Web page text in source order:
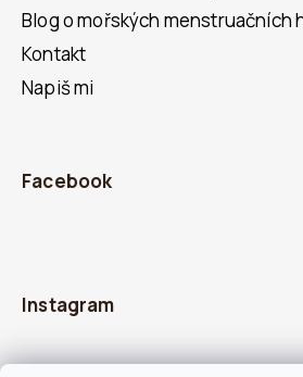
Blog o mořských menstruačních
Kontakt
Napiš mi
Facebook
Instagram